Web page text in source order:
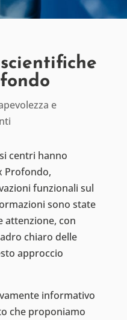
e
centri hanno
Profondo,
funzionali sul
sono state
attenzione, con
chiaro delle
approccio
informativo
che proponiamo